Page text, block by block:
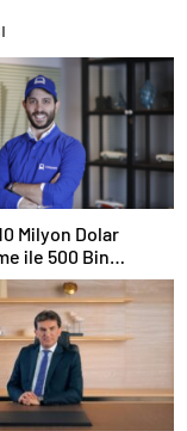
Milyon Dolar
ile 500 Bin
Aldı